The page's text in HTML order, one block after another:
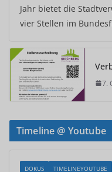
Jahr bietet die
vier Stellen im
7.
Timeline @ Youtube
DOKUS TIMELINEYOUTUBE